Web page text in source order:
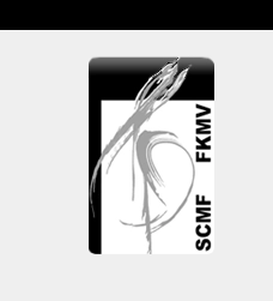
Accéder au contenu